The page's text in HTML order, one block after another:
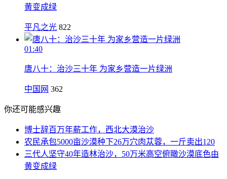
黄变成绿
平凡之光 822
01:40
唐八十：治沙三十年 为家乡营造一片绿洲
中国网 362
你还可能感兴趣
博士辞百万年薪工作，西北大漠治沙
农民承包5000亩沙漠种下26万穴肉苁蓉，一斤卖出120
三代人坚守40年造林治沙，50万米高空俯瞰沙漠底色由
黄变成绿